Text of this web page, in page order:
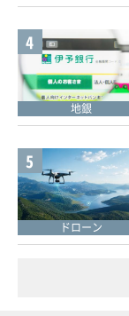
4
地銀
5
ドローン